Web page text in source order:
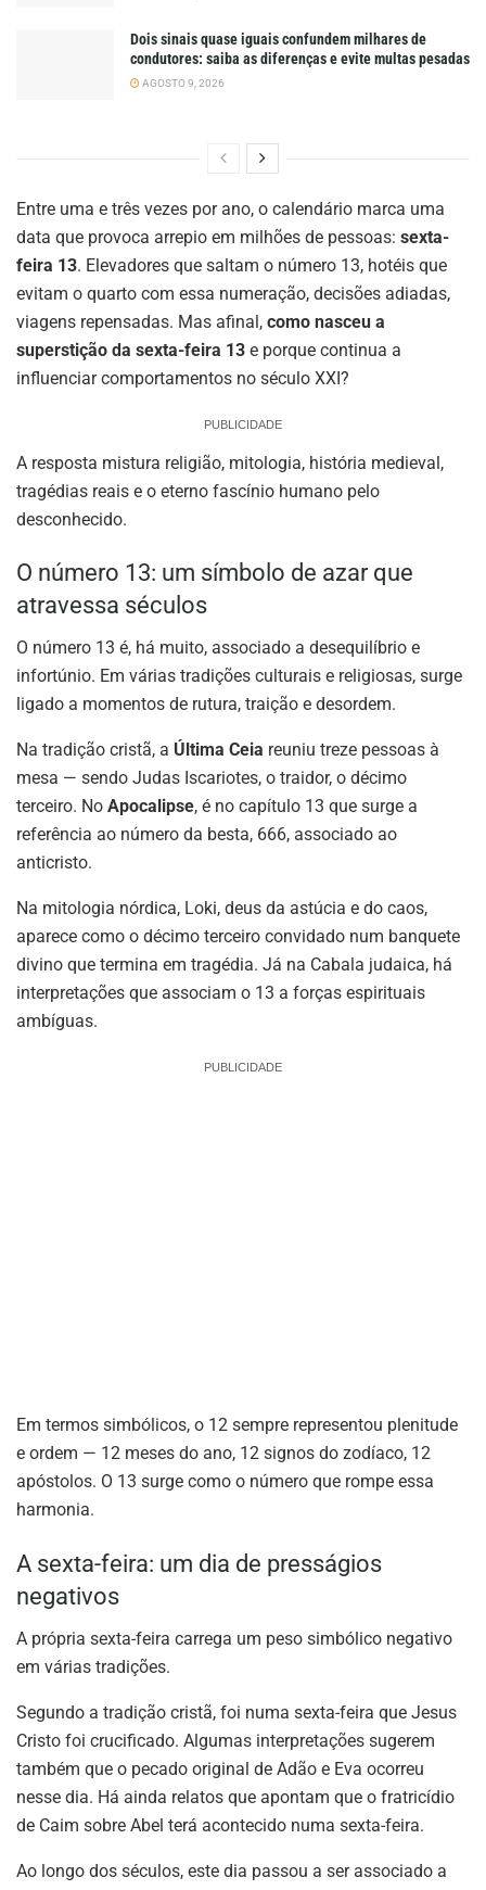
Dois sinais quase iguais confundem milhares de
condutores: saiba as diferenças e evite multas pesadas
AGOSTO 9, 2026
Entre uma e três vezes por ano, o calendário marca uma
data que provoca arrepio em milhões de pessoas: sexta-
feira 13. Elevadores que saltam o número 13, hotéis que
evitam o quarto com essa numeração, decisões adiadas,
viagens repensadas. Mas afinal, como nasceu a
superstição da sexta-feira 13 e porque continua a
influenciar comportamentos no século XXI?
PUBLICIDADE
A resposta mistura religião, mitologia, história medieval,
tragédias reais e o eterno fascínio humano pelo
desconhecido.
O número 13: um símbolo de azar que
atravessa séculos
O número 13 é, há muito, associado a desequilíbrio e
infortúnio. Em várias tradições culturais e religiosas, surge
ligado a momentos de rutura, traição e desordem.
Na tradição cristã, a Última Ceia reuniu treze pessoas à
mesa — sendo Judas Iscariotes, o traidor, o décimo
terceiro. No Apocalipse, é no capítulo 13 que surge a
referência ao número da besta, 666, associado ao
anticristo.
Na mitologia nórdica, Loki, deus da astúcia e do caos,
aparece como o décimo terceiro convidado num banquete
divino que termina em tragédia. Já na Cabala judaica, há
interpretações que associam o 13 a forças espirituais
ambíguas.
PUBLICIDADE
Em termos simbólicos, o 12 sempre representou plenitude
e ordem — 12 meses do ano, 12 signos do zodíaco, 12
apóstolos. O 13 surge como o número que rompe essa
harmonia.
A sexta-feira: um dia de presságios
negativos
A própria sexta-feira carrega um peso simbólico negativo
em várias tradições.
Segundo a tradição cristã, foi numa sexta-feira que Jesus
Cristo foi crucificado. Algumas interpretações sugerem
também que o pecado original de Adão e Eva ocorreu
nesse dia. Há ainda relatos que apontam que o fratricídio
de Caim sobre Abel terá acontecido numa sexta-feira.
Ao longo dos séculos, este dia passou a ser associado a